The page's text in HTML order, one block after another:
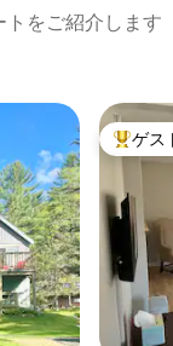
をご紹介します
大好評
ゲス